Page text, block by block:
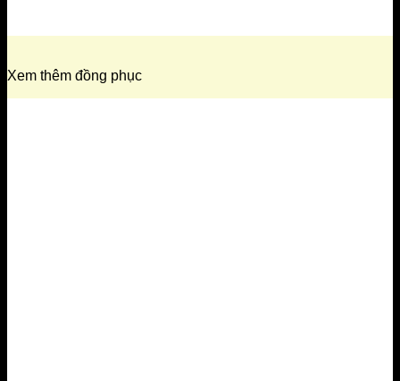
Xem thêm đồng phục